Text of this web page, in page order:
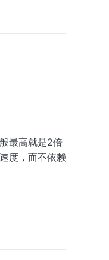
最高就是2倍
度，而不依赖